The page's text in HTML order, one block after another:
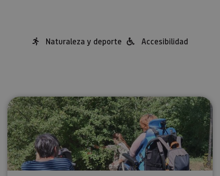
Naturaleza y deporte Accesibilidad